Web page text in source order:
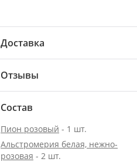
Доставка
Отзывы
Состав
Пион розовый - 1 шт.
Альстромерия белая, нежно-
розовая - 2 шт.